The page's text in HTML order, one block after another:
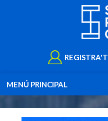
REGISTRA'T
MENÚ PRINCIPAL